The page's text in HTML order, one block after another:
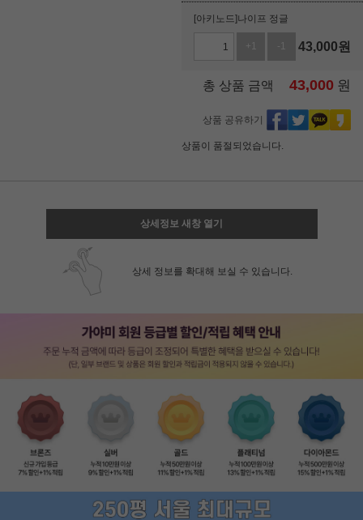
[아키노드]나이프 정글
+1 -1 43,000원
총 상품 금액 43,000 원
상품 공유하기
상품이 품절되었습니다.
상세정보 새창 열기
상세 정보를 확대해 보실 수 있습니다.